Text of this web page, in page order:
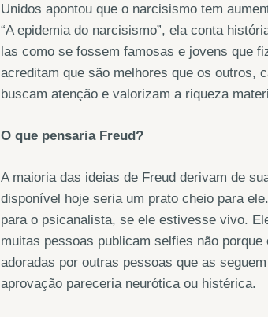
Unidos apontou que o narcisismo tem
“A epidemia do narcisismo”, ela conta
las como se fossem famosas e jovens que
acreditam que são melhores que os outros,
buscam atenção e valorizam a riqueza
O que pensaria Freud?
A maioria das ideias de Freud derivam de
disponível hoje seria um prato cheio para
para o psicanalista, se ele estivesse vivo.
muitas pessoas publicam selfies não
adoradas por outras pessoas que as
aprovação pareceria neurótica ou histérica.